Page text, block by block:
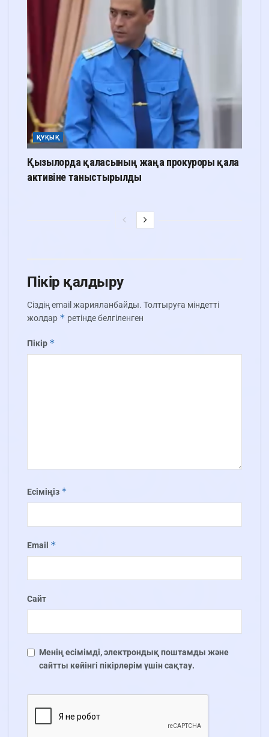
ҚҰҚЫҚ
Қызылорда қаласының жаңа прокуроры қала
активіне таныстырылды
Пікір қалдыру
Сіздің email жарияланбайды. Толтыруға міндетті
жолдар * ретінде белгіленген
Пікір *
Есіміңіз *
Email *
Сайт
Менің есімімді, электрондық поштамды және
сайтты кейінгі пікірлерім үшін сақтау.